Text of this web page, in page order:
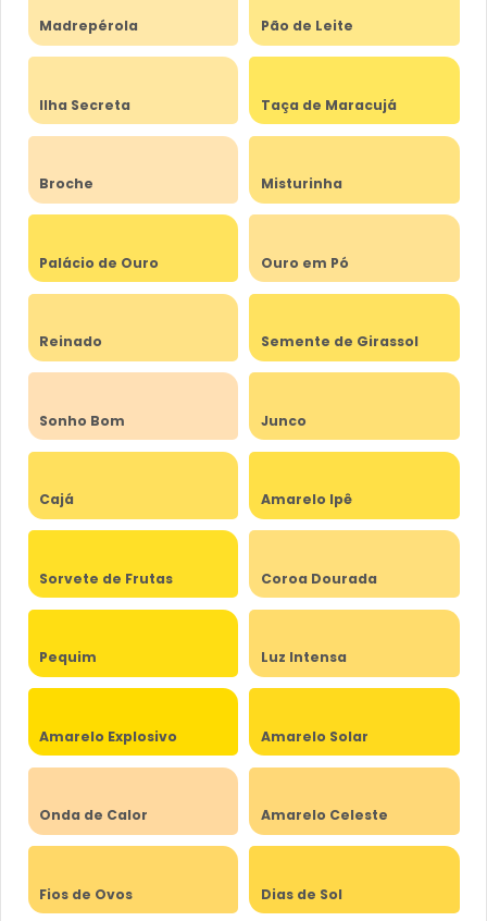
Madrepérola Pão de Leite
Ilha Secreta Taça de Maracujá
Broche Misturinha
Palácio de Ouro Ouro em Pó
Reinado Semente de Girassol
Sonho Bom Junco
Cajá Amarelo Ipê
Sorvete de Frutas Coroa Dourada
Pequim Luz Intensa
Amarelo Explosivo Amarelo Solar
Onda de Calor Amarelo Celeste
Fios de Ovos Dias de Sol